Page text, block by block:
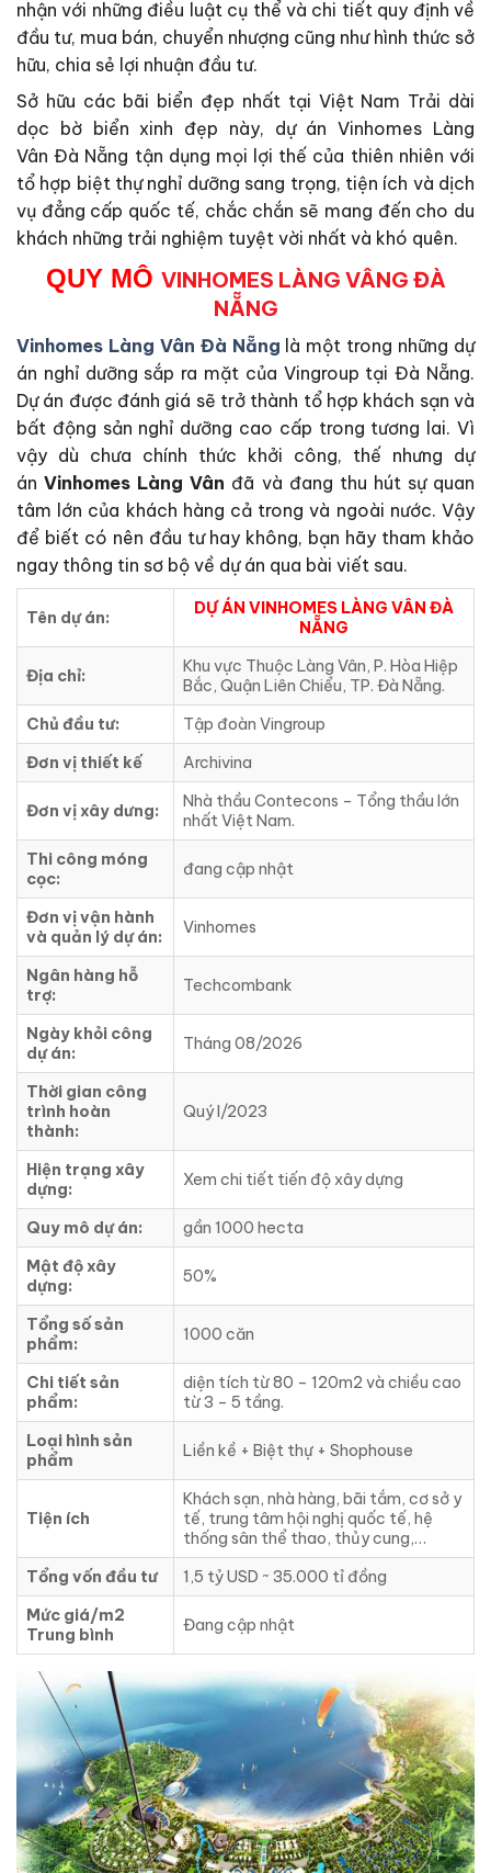
nhận với những điều luật cụ thể và chi tiết quy định về
đầu tư, mua bán, chuyển nhượng cũng như hình thức sở
hữu, chia sẻ lợi nhuận đầu tư.
Sở hữu các bãi biển đẹp nhất tại Việt Nam Trải dài
dọc bờ biển xinh đẹp này, dự án Vinhomes Làng
Vân Đà Nẵng tận dụng mọi lợi thế của thiên nhiên với
tổ hợp biệt thự nghỉ dưỡng sang trọng, tiện ích và dịch
vụ đẳng cấp quốc tế, chắc chắn sẽ mang đến cho du
khách những trải nghiệm tuyệt vời nhất và khó quên.
QUY MÔ VINHOMES LÀNG VÂNG ĐÀ
NẴNG
Vinhomes Làng Vân Đà Nẵng là một trong những dự
án nghỉ dưỡng sắp ra mặt của Vingroup tại Đà Nẵng.
Dự án được đánh giá sẽ trở thành tổ hợp khách sạn và
bất động sản nghỉ dưỡng cao cấp trong tương lai. Vì
vậy dù chưa chính thức khởi công, thế nhưng dự
ánVinhomes Làng Vân đã và đang thu hút sự quan
tâm lớn của khách hàng cả trong và ngoài nước. Vậy
để biết có nên đầu tư hay không, bạn hãy tham khảo
ngay thông tin sơ bộ về dự án qua bài viết sau.
Tên dự án:
DỰ ÁN VINHOMES LÀNG VÂN ĐÀ
NẴNG
Địa chỉ:
Khu vực Thuộc Làng Vân, P. Hòa Hiệp
Bắc, Quận Liên Chiểu, TP. Đà Nẵng.
Chủ đầu tư:
Tập đoàn Vingroup
Đơn vị thiết kế
Archivina
Đơn vị xây dưng:
Nhà thầu Contecons – Tổng thầu lớn
nhất Việt Nam.
Thi công móng
cọc:
đang cập nhật
Đơn vị vận hành
và quản lý dự án:
Vinhomes
Ngân hàng hỗ
trợ:
Techcombank
Ngày khỏi công
dự án:
Tháng 08/2026
Thời gian công
trình hoàn
thành:
Quý I/2023
Hiện trạng xây
dựng:
Xem chi tiết tiến độ xây dựng
Quy mô dự án:
gần 1000 hecta
Mật độ xây
dựng:
50%
Tổng số sản
phẩm:
1000 căn
Chi tiết sản
phẩm:
diện tích từ 80 – 120m2 và chiều cao
từ 3 – 5 tầng.
Loại hình sản
phẩm
Liền kề + Biệt thự + Shophouse
Tiện ích
Khách sạn, nhà hàng, bãi tắm, cơ sở y
tế, trung tâm hội nghị quốc tế, hệ
thống sân thể thao, thủy cung,…
Tổng vốn đầu tư
1,5 tỷ USD ~ 35.000 tỉ đồng
Mức giá/m2
Trung bình
Đang cập nhật